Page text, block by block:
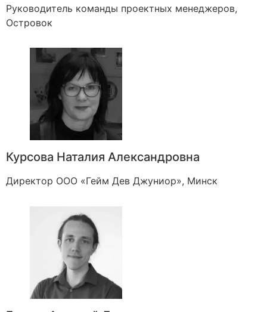
Руководитель команды проектных менеджеров,
Островок
Курсова Наталия Александровна
Директор ООО «Гейм Дев Джуниор», Минск